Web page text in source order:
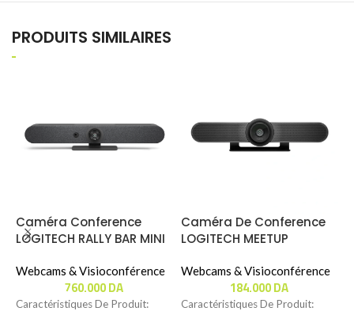
PRODUITS SIMILAIRES
Caméra Conference
LOGITECH RALLY BAR MINI
Webcams & Visioconférence
760.000DA
Caractéristiques De Produit:
Caméra De Conference
LOGITECH MEETUP
Webcams & Visioconférence
184.000DA
Caractéristiques De Produit: